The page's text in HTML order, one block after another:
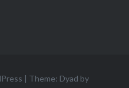
| Theme: Dyad by